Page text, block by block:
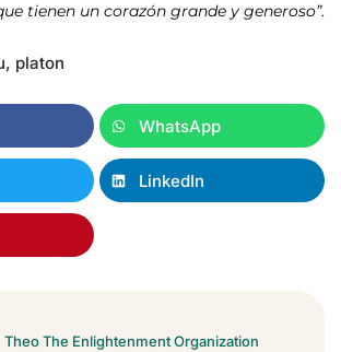
tienen un corazón grande y generoso”.
, platon
WhatsApp
LinkedIn
Theo The Enlightenment Organization